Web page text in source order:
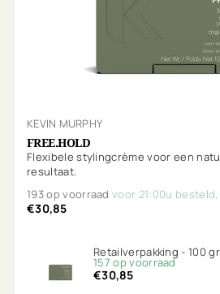
KEVIN MURPHY
FREE.HOLD
Flexibele stylingcrème voor een
resultaat.
193 op voorraadvoor 21:00u
€30,85
Retailverpakking - 100 gr
157 op voorraad
€30,85